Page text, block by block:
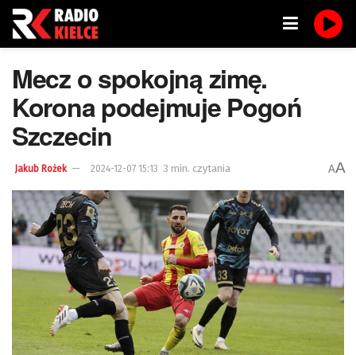
Mecz o spokojną zimę.
Korona podejmuje Pogoń
Szczecin
Jakub Rożek 2024-12-07 15:13 3 min. czytania AA